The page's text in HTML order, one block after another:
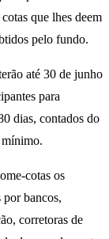
que lhes deem
pelo fundo.
até 30 de junho
para
dias, contados do
mínimo.
cotas os
bancos,
corretoras de